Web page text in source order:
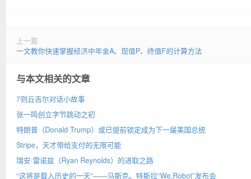
上一篇
一文教你快速掌握经济中年金A、现值P、终值F的计算方法
与本文相关的文章
7则丘吉尔对话小故事
张一鸣创立字节跳动之初
特朗普（Donald Trump）或已提前锁定成为下一届美国总统
Stripe，天才带给支付的无限可能
瑞安·雷诺兹（Ryan Reynolds）的进取之路
“这将是载入历史的一天”——马斯克。特斯拉“We,Robot”发布会